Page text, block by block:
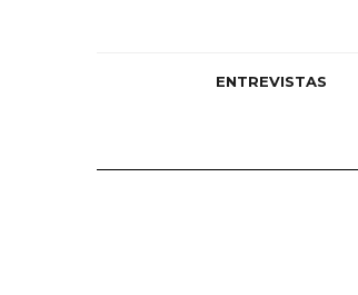
ENTREVISTAS